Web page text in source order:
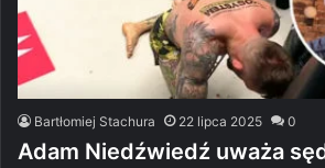
Bartłomiej Stachura 22 lipca 2025 0
Adam Niedźwiedź uważa